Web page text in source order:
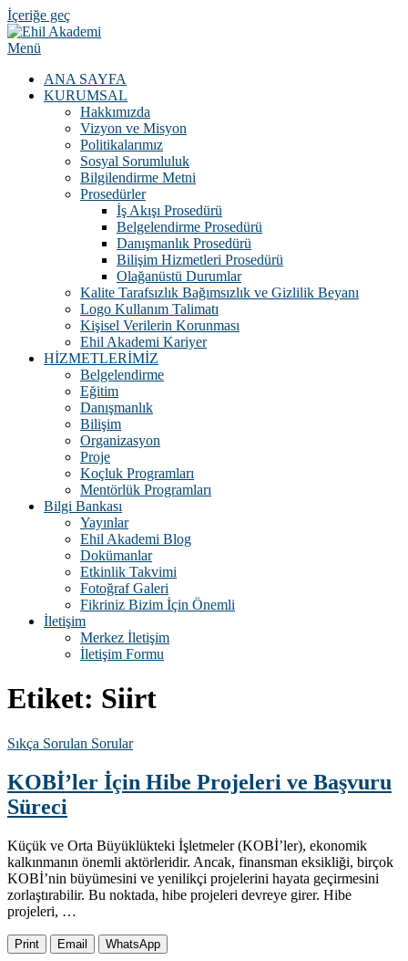
İçeriğe geç
Menü
ANA SAYFA
KURUMSAL
Hakkımızda
Vizyon ve Misyon
Politikalarımız
Sosyal Sorumluluk
Bilgilendirme Metni
Prosedürler
İş Akışı Prosedürü
Belgelendirme Prosedürü
Danışmanlık Prosedürü
Bilişim Hizmetleri Prosedürü
Olağanüstü Durumlar
Kalite Tarafsızlık Bağımsızlık ve Gizlilik Beyanı
Logo Kullanım Talimatı
Kişisel Verilerin Korunması
Ehil Akademi Kariyer
HİZMETLERİMİZ
Belgelendirme
Eğitim
Danışmanlık
Bilişim
Organizasyon
Proje
Koçluk Programları
Mentörlük Programları
Bilgi Bankası
Yayınlar
Ehil Akademi Blog
Dokümanlar
Etkinlik Takvimi
Fotoğraf Galeri
Fikriniz Bizim İçin Önemli
İletişim
Merkez İletişim
İletişim Formu
Etiket: Siirt
Sıkça Sorulan Sorular
KOBİ’ler İçin Hibe Projeleri ve Başvuru
Süreci
Küçük ve Orta Büyüklükteki İşletmeler (KOBİ’ler), ekonomik
kalkınmanın önemli aktörleridir. Ancak, finansman eksikliği, birçok
KOBİ’nin büyümesini ve yenilikçi projelerini hayata geçirmesini
zorlaştırabilir. Bu noktada, hibe projeleri devreye girer. Hibe
projeleri, …
Print Email WhatsApp